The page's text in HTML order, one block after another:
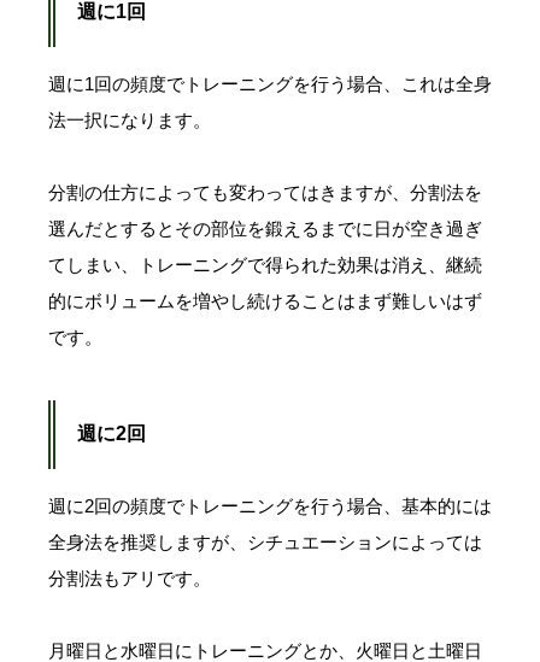
週に1回
週に1回の頻度でトレーニングを行う場合、これは全身
法一択になります。
分割の仕方によっても変わってはきますが、分割法を
選んだとするとその部位を鍛えるまでに日が空き過ぎ
てしまい、トレーニングで得られた効果は消え、継続
的にボリュームを増やし続けることはまず難しいはず
です。
週に2回
週に2回の頻度でトレーニングを行う場合、基本的には
全身法を推奨しますが、シチュエーションによっては
分割法もアリです。
月曜日と水曜日にトレーニングとか、火曜日と土曜日